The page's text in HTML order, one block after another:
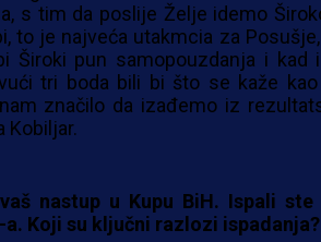
s tim da poslije Želje idemo
to je najveća utakmcia za
Široki pun samopouzdanja i kad
tri boda bili bi što se kaže
značilo da izađemo iz
Kobiljar.
nastup u Kupu BiH. Ispali ste
a. Koji su ključni razlozi ispadanja?